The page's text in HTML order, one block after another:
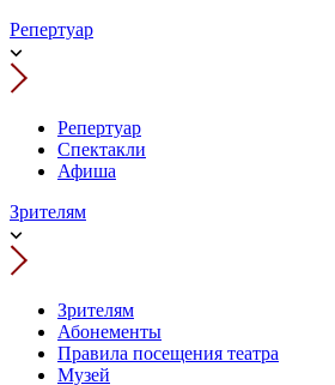
Репертуар
Репертуар
Спектакли
Афиша
Зрителям
Зрителям
Абонементы
Правила посещения театра
Музей